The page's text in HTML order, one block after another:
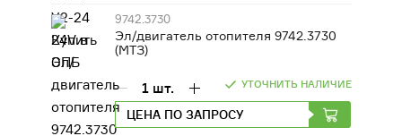
9742.3730
Эл/двигатель отопителя 9742.3730
(МТЗ)
УТОЧНИТЬ НАЛИЧИЕ
1 шт.
ЦЕНА ПО ЗАПРОСУ